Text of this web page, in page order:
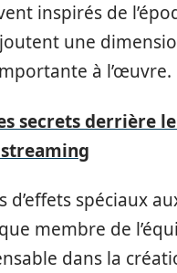
inspirés de
une
à l’œuvre.
secrets derrière
d’effets spéciaux
membre de
dans la